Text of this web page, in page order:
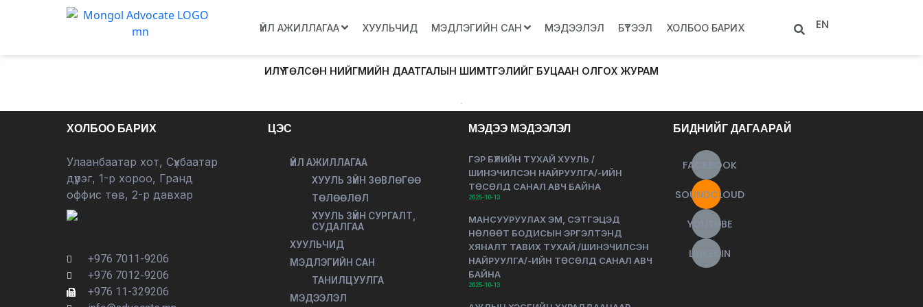
ҮЙЛ АЖИЛЛАГАА ХУУЛЬЧИД МЭДЛЭГИЙН САН МЭДЭЭЛЭЛ БҮТЭЭЛ ХОЛБОО БАРИХ EN
ИЛҮҮ ТӨЛСӨН НИЙГМИЙН ДААТГАЛЫН ШИМТГЭЛИЙГ БУЦААН ОЛГОХ ЖУРАМ
ХОЛБОО БАРИХ
Улаанбаатар хот, Сүхбаатар
дүүрэг, 1-р хороо, Гранд
оффис төв, 2-р давхар
+976 7011-9206
+976 7012-9206
+976 11-329206
ЦЭС
ҮЙЛ АЖИЛЛАГАА
ХУУЛЬ ЗҮЙН ЗӨВЛӨГӨӨ
ТӨЛӨӨЛӨЛ
ХУУЛЬ ЗҮЙН СУРГАЛТ,
СУДАЛГАА
ХУУЛЬЧИД
МЭДЛЭГИЙН САН
ТАНИЛЦУУЛГА
МЭДЭЭЛЭЛ
МЭДЭЭ МЭДЭЭЛЭЛ
ГЭР БҮЛИЙН ТУХАЙ ХУУЛЬ /
ШИНЭЧИЛСЭН НАЙРУУЛГА/-ИЙН
ТӨСӨЛД САНАЛ АВЧ БАЙНА
2025-10-13
МАНСУУРУУЛАХ ЭМ, СЭТГЭЦЭД
НӨЛӨӨТ БОДИСЫН ЭРГЭЛТЭНД
ХЯНАЛТ ТАВИХ ТУХАЙ /ШИНЭЧИЛСЭН
НАЙРУУЛГА/-ИЙН ТӨСӨЛД САНАЛ АВЧ
БАЙНА
2025-10-13
БИДНИЙГ ДАГААРАЙ
FACEBOOK
SOUNDCLOUD
YOUTUBE
LINKEDIN